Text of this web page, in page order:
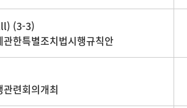
(3-3)
한특별조치법시행규칙안
련회의개최